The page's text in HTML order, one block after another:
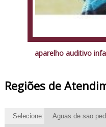
aparelho auditivo
Regiões de
Selecione: Aguas de sao